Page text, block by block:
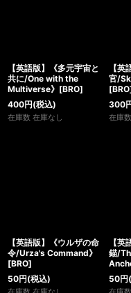
【英語版】《多元宇宙と
共に/One with the
Multiverse》[BRO]
400円(税込)
在庫数 在庫なし
【
官/
300
在庫
【英語版】《ウルザの命
令/Urza's Command》
[BRO]
50円(税込)
【
錨/
50円